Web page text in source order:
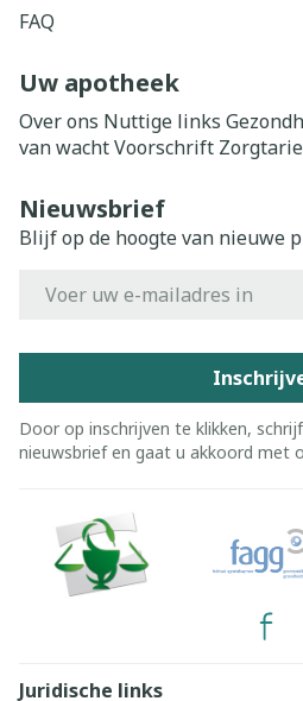
FAQ
Uw apotheek
Over ons Nuttige links
van wachtVoorschrift
Nieuwsbrief
Blijf op de hoogte van nieuwe
Door op inschrijven te klikken,
nieuwsbrief en gaat u akkoord met
Juridische links